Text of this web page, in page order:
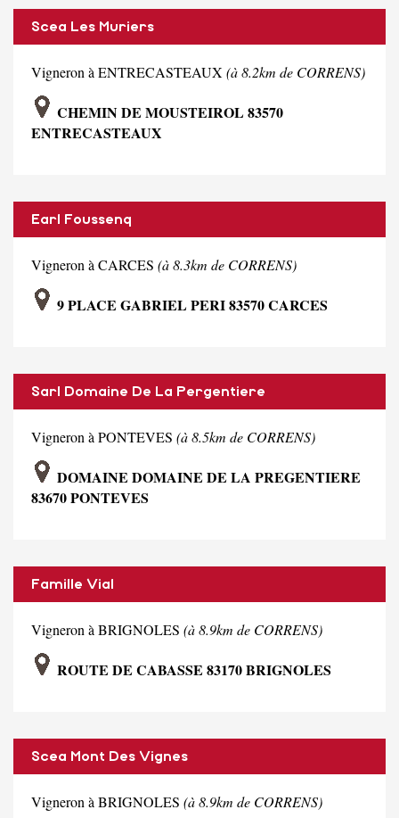
Scea Les Muriers
Vigneron à ENTRECASTEAUX (à 8.2km de CORRENS)
CHEMIN DE MOUSTEIROL 83570
ENTRECASTEAUX
Earl Foussenq
Vigneron à CARCES (à 8.3km de CORRENS)
9 PLACE GABRIEL PERI 83570 CARCES
Sarl Domaine De La Pergentiere
Vigneron à PONTEVES (à 8.5km de CORRENS)
DOMAINE DOMAINE DE LA PREGENTIERE
83670 PONTEVES
Famille Vial
Vigneron à BRIGNOLES (à 8.9km de CORRENS)
ROUTE DE CABASSE 83170 BRIGNOLES
Scea Mont Des Vignes
Vigneron à BRIGNOLES (à 8.9km de CORRENS)